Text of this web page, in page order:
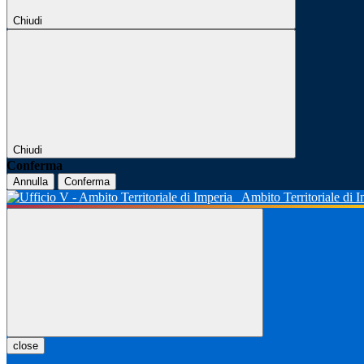
Chiudi
Chiudi
Conferma
Annulla Conferma
Ambito Territoriale di
close